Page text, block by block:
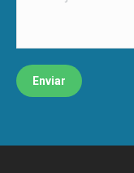
Enviar